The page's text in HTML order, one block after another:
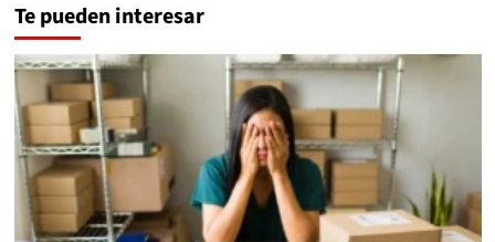
Te pueden interesar